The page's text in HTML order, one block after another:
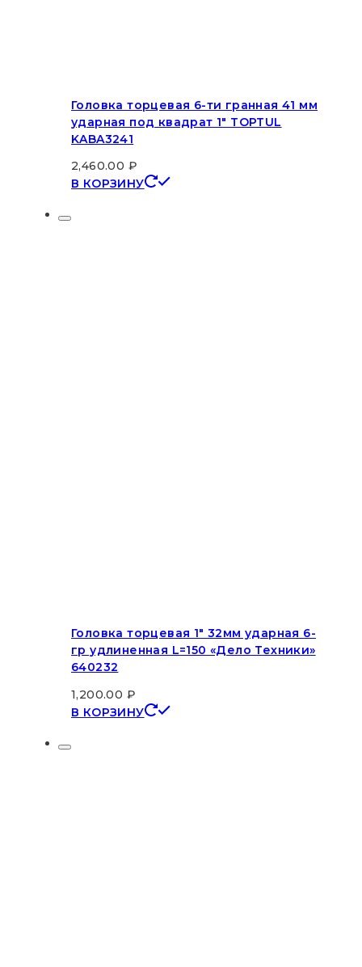
Головка торцевая 6-ти гранная 41 мм
ударная под квадрат 1″ TOPTUL
KABA3241
2,460.00 ₽
В КОРЗИНУ
Головка торцевая 1″ 32мм ударная 6-
гр удлиненная L=150 «Дело Техники»
640232
1,200.00 ₽
В КОРЗИНУ